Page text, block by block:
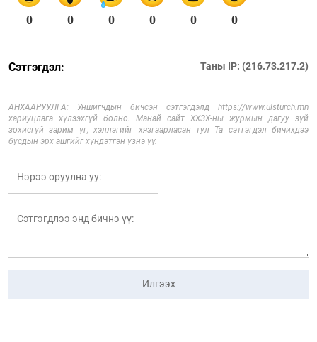
0 0 0 0 0 0
Сэтгэгдэл: Таны IP: (216.73.217.2)
АНХААРУУЛГА: Уншигчдын бичсэн сэтгэгдэлд https://www.ulsturch.mn
хариуцлага хүлээхгүй болно. Манай сайт ХХЗХ-ны журмын дагуу зүй
зохисгүй зарим үг, хэллэгийг хязгаарласан тул Та сэтгэгдэл бичихдээ
бусдын эрх ашгийг хүндэтгэн үзнэ үү.
Илгээх